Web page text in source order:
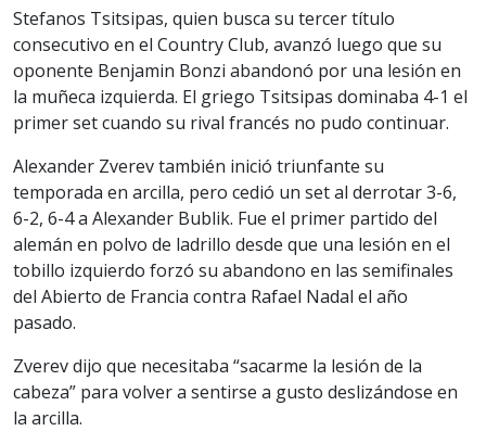
Stefanos Tsitsipas, quien busca su tercer título
consecutivo en el Country Club, avanzó luego que su
oponente Benjamin Bonzi abandonó por una lesión en
la muñeca izquierda. El griego Tsitsipas dominaba 4-1 el
primer set cuando su rival francés no pudo continuar.
Alexander Zverev también inició triunfante su
temporada en arcilla, pero cedió un set al derrotar 3-6,
6-2, 6-4 a Alexander Bublik. Fue el primer partido del
alemán en polvo de ladrillo desde que una lesión en el
tobillo izquierdo forzó su abandono en las semifinales
del Abierto de Francia contra Rafael Nadal el año
pasado.
Zverev dijo que necesitaba “sacarme la lesión de la
cabeza” para volver a sentirse a gusto deslizándose en
la arcilla.